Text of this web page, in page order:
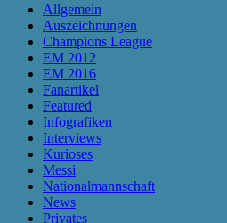
Allgemein
Auszeichnungen
Champions League
EM 2012
EM 2016
Fanartikel
Featured
Infografiken
Interviews
Kurioses
Messi
Nationalmannschaft
News
Privates